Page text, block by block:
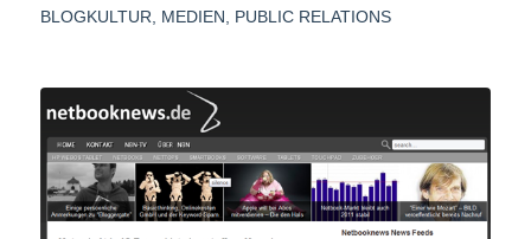
BLOGKULTUR MEDIEN PUBLIC RELATIONS